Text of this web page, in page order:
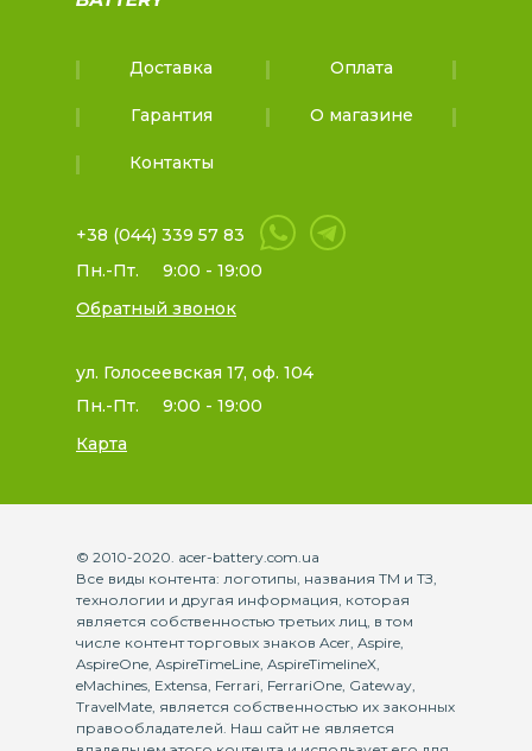
Доставка Оплата
Гарантия О магазине
Контакты
+38 (044) 339 57 83
Пн.-Пт.
9:00 - 19:00
Обратный звонок
ул. Голосеевская 17, оф. 104
Пн.-Пт.
9:00 - 19:00
Карта
© 2010-2020. acer-battery.com.ua
Все виды контента: логотипы, названия ТМ и ТЗ,
технологии и другая информация, которая
является собственностью третьих лиц, в том
числе контент торговых знаков Acer, Aspire,
AspireOne, AspireTimeLine, AspireTimelineX,
eMachines, Extensa, Ferrari, FerrariOne, Gateway,
TravelMate, является собственностью их законных
правообладателей. Наш сайт не является